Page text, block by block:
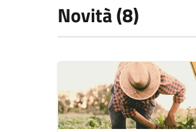
Novità (8)